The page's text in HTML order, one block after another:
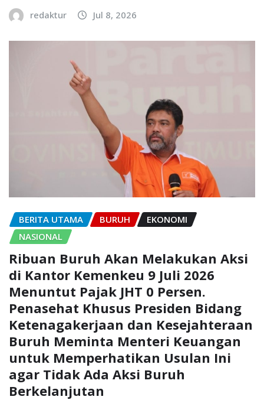
redaktur Jul 8, 2026
BERITA UTAMA BURUH
EKONOMI
NASIONAL
Ribuan Buruh Akan Melakukan Aksi
di Kantor Kemenkeu 9 Juli 2026
Menuntut Pajak JHT 0 Persen.
Penasehat Khusus Presiden Bidang
Ketenagakerjaan dan Kesejahteraan
Buruh Meminta Menteri Keuangan
untuk Memperhatikan Usulan Ini
agar Tidak Ada Aksi Buruh
Berkelanjutan